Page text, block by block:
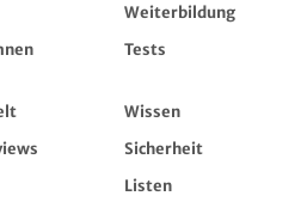
Weiterbildung
Tests
Wissen
Sicherheit
Listen